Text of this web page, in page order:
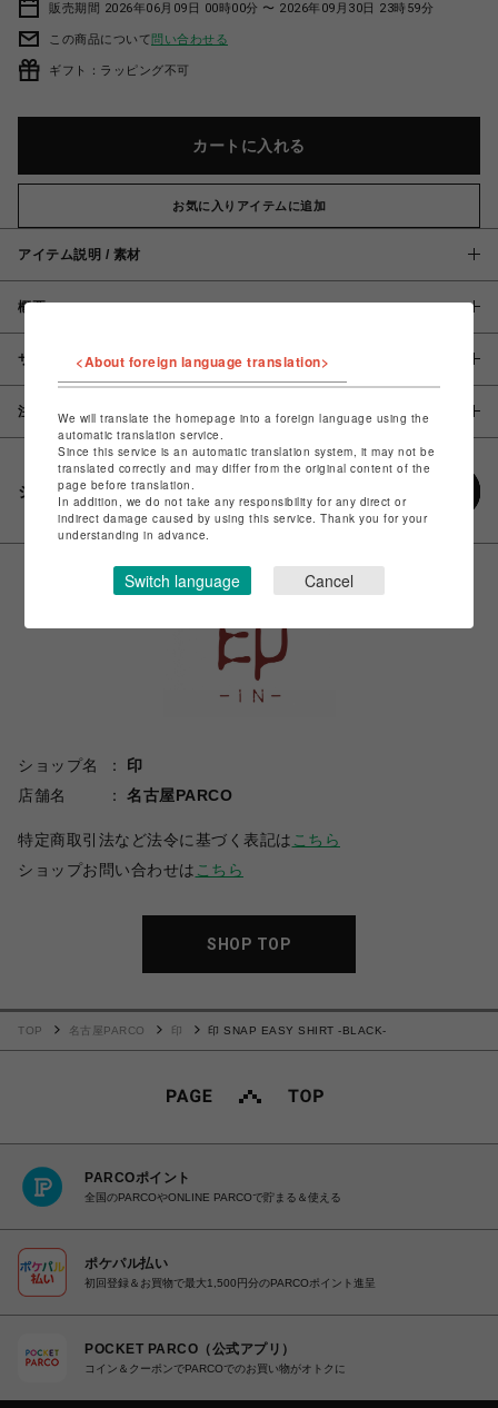
販売期間 2026年06月09日 00時00分 〜 2026年09月30日 23時59分
この商品について問い合わせる
ギフト：ラッピング不可
カートに入れる
お気に入りアイテムに追加
アイテム説明 / 素材
概要
サイズ
注意事項
シェアする
ショップ名
印
店舗名
名古屋PARCO
特定商取引法など法令に基づく表記は こちら
ショップお問い合わせは こちら
SHOP TOP
TOP 名古屋PARCO 印 印 SNAP EASY SHIRT -BLACK-
PARCOポイント
全国のPARCOやONLINE PARCOで貯まる＆使える
ポケパル払い
初回登録＆お買物で最大1,500円分のPARCOポイント進呈
POCKET PARCO（公式アプリ）
コイン＆クーポンでPARCOでのお買い物がオトクに
<About foreign language translation>
We will translate the homepage into a foreign language using the
automatic translation service.
Since this service is an automatic translation system, it may not be
translated correctly and may differ from the original content of the
page before translation.
In addition, we do not take any responsibility for any direct or
indirect damage caused by using this service. Thank you for your
understanding in advance.
Switch language Cancel